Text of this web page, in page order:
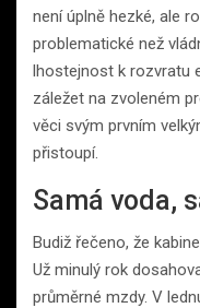
není úplně hezké, ale
problematické než
lhostejnost k rozvratu
záležet na zvoleném
věci svým prvním
přistoupí.
Samá voda,
Budiž řečeno, že
Už minulý rok
průměrné mzdy. V